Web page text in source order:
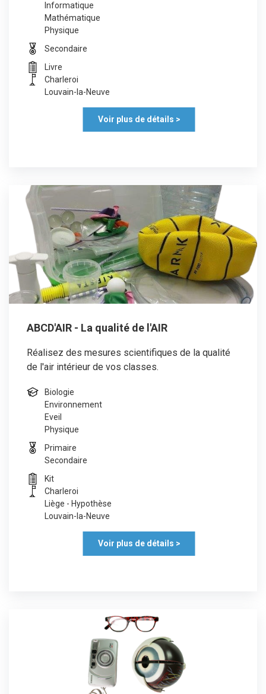
Informatique
Mathématique
Physique
Secondaire
Livre
Charleroi
Louvain-la-Neuve
Voir plus de détails >
ABCD'AIR - La qualité de l'AIR
Réalisez des mesures scientifiques de la qualité
de l'air intérieur de vos classes.
Biologie
Environnement
Eveil
Physique
Primaire
Secondaire
Kit
Charleroi
Liège - Hypothèse
Louvain-la-Neuve
Voir plus de détails >